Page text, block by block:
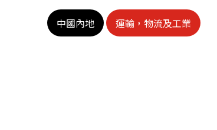
關於我們
中國內地 運輸，物流及工業